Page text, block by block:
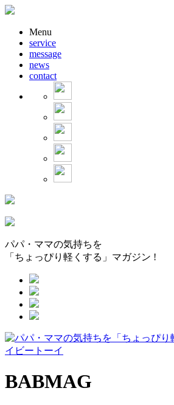
Menu
service
message
news
contact
パパ・ママの気持ちを
「ちょっぴり軽くする」マガジン !
BABMAG